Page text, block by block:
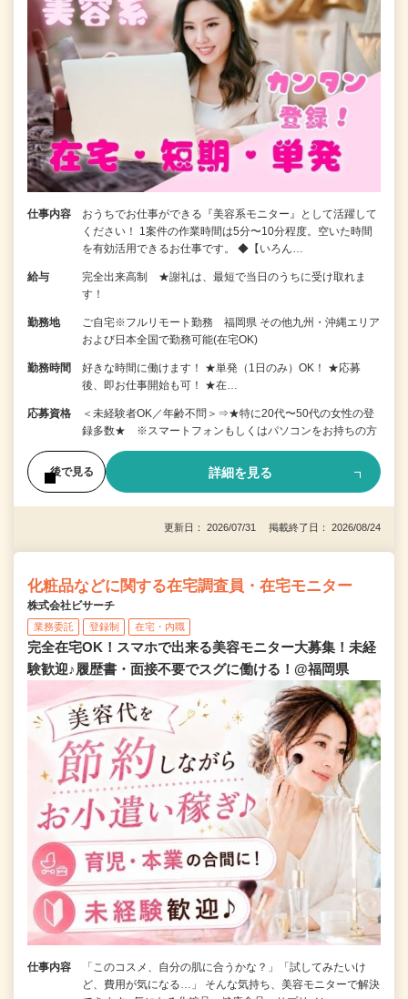
仕事内容
おうちでお仕事ができる『美容系モニター』として活躍して
ください！ 1案件の作業時間は5分〜10分程度。空いた時間
を有効活用できるお仕事です。 ◆【いろん…
給与
完全出来高制 ★謝礼は、最短で当日のうちに受け取れま
す！
勤務地
ご自宅※フルリモート勤務 福岡県 その他九州・沖縄エリア
および日本全国で勤務可能(在宅OK)
勤務時間
好きな時間に働けます！ ★単発（1日のみ）OK！ ★応募
後、即お仕事開始も可！ ★在…
応募資格
＜未経験者OK／年齢不問＞⇒★特に20代〜50代の女性の登
録多数★ ※スマートフォンもしくはパソコンをお持ちの方
後で見る 詳細を見る
更新日： 2026/07/31 掲載終了日： 2026/08/24
化粧品などに関する在宅調査員・在宅モニター
株式会社ビサーチ
業務委託 登録制 在宅・内職
完全在宅OK！スマホで出来る美容モニター大募集！未経
験歓迎♪履歴書・面接不要でスグに働ける！@福岡県
仕事内容
「このコスメ、自分の肌に合うかな？」「試してみたいけ
ど、費用が気になる…」 そんな気持ち、美容モニターで解決